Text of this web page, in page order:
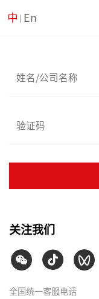
中 En
关注我们
全国统一客服电话